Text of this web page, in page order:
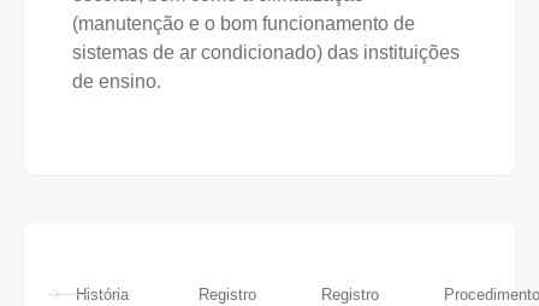
(manutenção e o bom funcionamento de
sistemas de ar condicionado) das instituições
de ensino.
História
Registro
Registro